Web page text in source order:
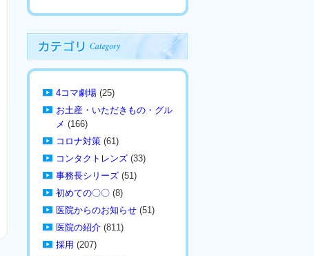
4コマ劇場 (25)
お土産・いただきもの・グル
メ (166)
コロナ対策 (61)
コンタクトレンズ (33)
事務長シリーズ (51)
初めての〇〇 (8)
医院からのお知らせ (51)
医院の紹介 (811)
採用 (207)